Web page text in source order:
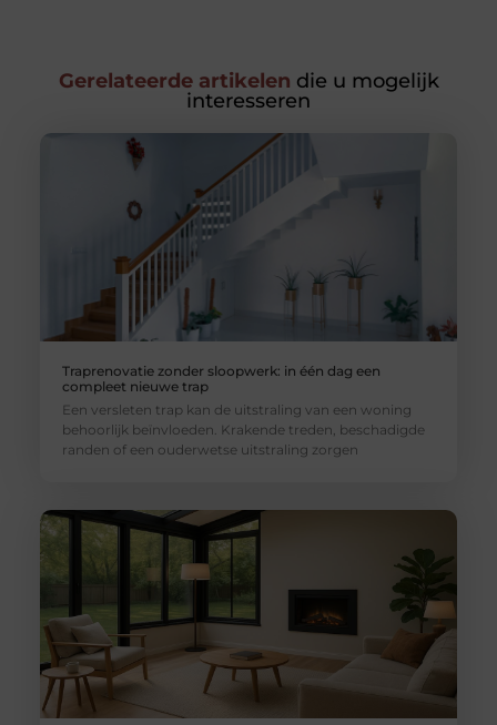
Gerelateerde artikelen die u mogelijk
interesseren
Traprenovatie zonder sloopwerk: in één dag een
compleet nieuwe trap
Een versleten trap kan de uitstraling van een woning
behoorlijk beïnvloeden. Krakende treden, beschadigde
randen of een ouderwetse uitstraling zorgen